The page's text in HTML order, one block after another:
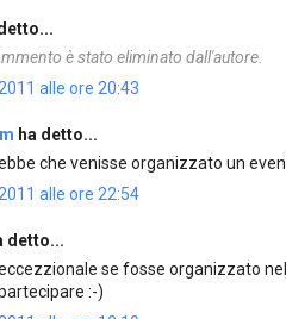
è stato eliminato dall'autore.
alle ore 20:43
ha detto...
che venisse organizzato un
alle ore 22:54
detto...
se fosse organizzato
:-)